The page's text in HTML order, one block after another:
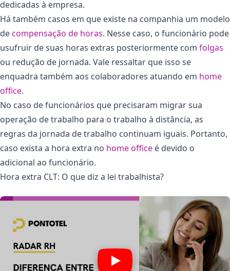
dedicadas à empresa.
Há também casos em que existe na companhia um modelo
decompensação de horas. Nesse caso, o funcionário pode
usufruir de suas horas extras posteriormente com folgas
ou redução de jornada. Vale ressaltar que isso se
enquadra também aos colaboradores atuando em home
office.
No caso de funcionários que precisaram migrar sua
operação de trabalho para o trabalho à distância, as
regras da jornada de trabalho continuam iguais. Portanto,
caso exista a hora extra no home office é devido o
adicional ao funcionário.
Hora extra CLT: O que diz a lei trabalhista?